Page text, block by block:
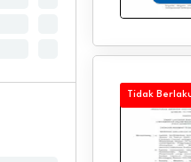
Tidak